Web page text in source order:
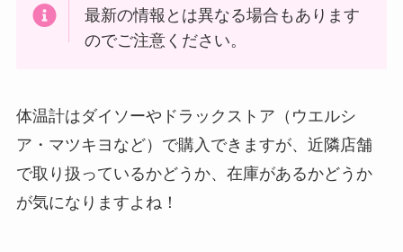
トアで買える！
最新の情報とは異なる場合もあります
のでご注意ください。
体温計はダイソーやドラックストア（ウエルシ
ア・マツキヨなど）で購入できますが、近隣店舗
で取り扱っているかどうか、在庫があるかどうか
が気になりますよね！